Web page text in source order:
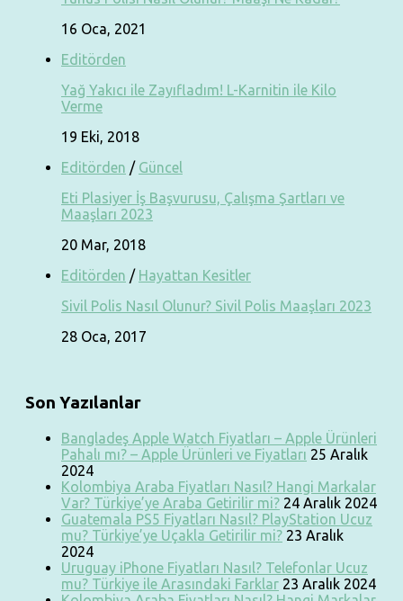
16 Oca, 2021
Editörden
Yağ Yakıcı ile Zayıfladım! L-Karnitin ile Kilo
Verme
19 Eki, 2018
Editörden / Güncel
Eti Plasiyer İş Başvurusu, Çalışma Şartları ve
Maaşları 2023
20 Mar, 2018
Editörden / Hayattan Kesitler
Sivil Polis Nasıl Olunur? Sivil Polis Maaşları 2023
28 Oca, 2017
Son Yazılanlar
Bangladeş Apple Watch Fiyatları – Apple Ürünleri
Pahalı mı? – Apple Ürünleri ve Fiyatları 25 Aralık
2024
Kolombiya Araba Fiyatları Nasıl? Hangi Markalar
Var? Türkiye’ye Araba Getirilir mi? 24 Aralık 2024
Guatemala PS5 Fiyatları Nasıl? PlayStation Ucuz
mu? Türkiye’ye Uçakla Getirilir mi? 23 Aralık
2024
Uruguay iPhone Fiyatları Nasıl? Telefonlar Ucuz
mu? Türkiye ile Arasındaki Farklar 23 Aralık 2024